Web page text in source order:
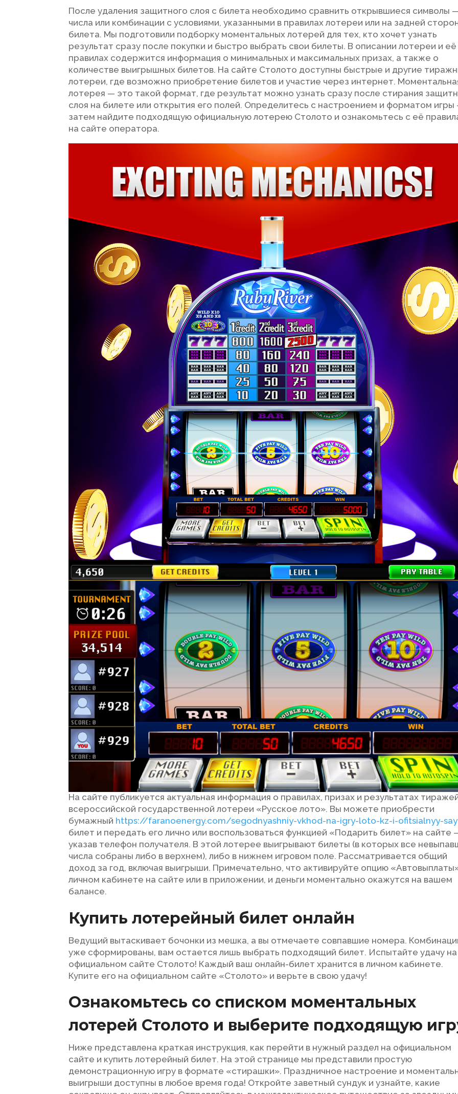
После удаления защитного слоя с билета необходимо сравнить открывшиеся символы
числа или комбинации с условиями, указанными в правилах лотереи или на задней
билета. Мы подготовили подборку моментальных лотерей для тех, кто хочет узнать
результат сразу после покупки и быстро выбрать свои билеты. В описании лотереи и её
правилах содержится информация о минимальных и максимальных призах, а также о
количестве выигрышных билетов. На сайте Столото доступны быстрые и другие
лотереи, где возможно приобретение билетов и участие через интернет.
лотерея — это такой формат, где результат можно узнать сразу после стирания
слоя на билете или открытия его полей. Определитесь с настроением и форматом игры
затем найдите подходящую официальную лотерею Столото и ознакомьтесь с её
на сайте оператора.
На сайте публикуется актуальная информация о правилах, призах и результатах
всероссийской государственной лотереи «Русское лото». Вы можете приобрести
бумажный https://faranoenergy.com/segodnyashniy-vkhod-na-igry-loto-kz-i-ofitsialnyy-
билет и передать его лично или воспользоваться функцией «Подарить билет» на сайте
указав телефон получателя. В этой лотерее выигрывают билеты (в которых все
числа собраны либо в верхнем), либо в нижнем игровом поле. Рассматривается общий
доход за год, включая выигрыши. Примечательно, что активируйте опцию
личном кабинете на сайте или в приложении, и деньги моментально окажутся на вашем
балансе.
Купить лотерейный билет онлайн
Ведущий вытаскивает бочонки из мешка, а вы отмечаете совпавшие номера.
уже сформированы, вам остается лишь выбрать подходящий билет. Испытайте удачу на
официальном сайте Столото! Каждый ваш онлайн-билет хранится в личном кабинете.
Купите его на официальном сайте «Столото» и верьте в свою удачу!
Ознакомьтесь со списком моментальных
лотерей Столото и выберите подходящую
Ниже представлена краткая инструкция, как перейти в нужный раздел на официальном
сайте и купить лотерейный билет. На этой странице мы представили простую
демонстрационную игру в формате «стирашки». Праздничное настроение и
выигрыши доступны в любое время года! Откройте заветный сундук и узнайте, какие